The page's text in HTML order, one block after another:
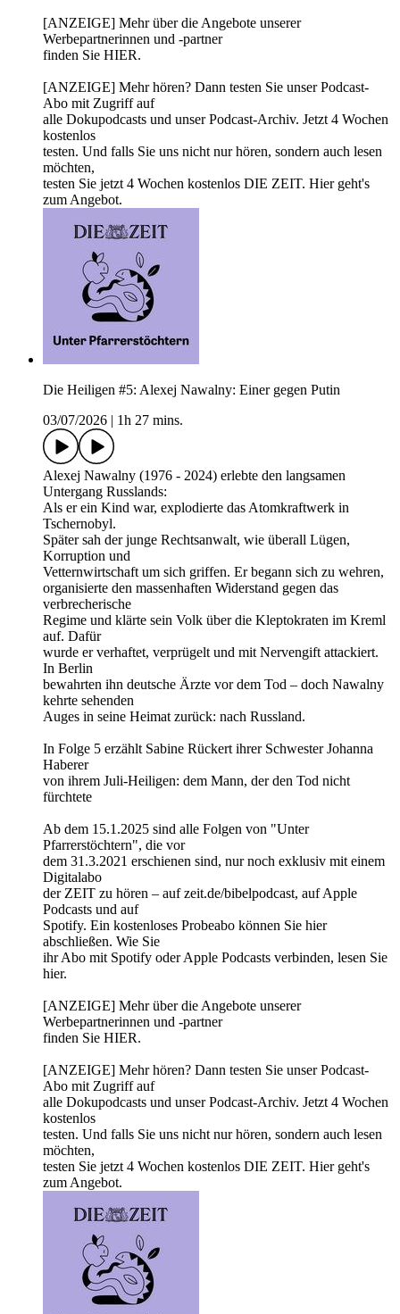
[ANZEIGE] Mehr über die Angebote unserer
Werbepartnerinnen und -partner
finden Sie HIER.
[ANZEIGE] Mehr hören? Dann testen Sie unser Podcast-
Abo mit Zugriff auf
alle Dokupodcasts und unser Podcast-Archiv. Jetzt 4 Wochen
kostenlos
testen. Und falls Sie uns nicht nur hören, sondern auch lesen
möchten,
testen Sie jetzt 4 Wochen kostenlos DIE ZEIT. Hier geht's
zum Angebot.
Die Heiligen #5: Alexej Nawalny: Einer gegen Putin
03/07/2026
1h 27 mins.
Alexej Nawalny (1976 - 2024) erlebte den langsamen
Untergang Russlands:
Als er ein Kind war, explodierte das Atomkraftwerk in
Tschernobyl.
Später sah der junge Rechtsanwalt, wie überall Lügen,
Korruption und
Vetternwirtschaft um sich griffen. Er begann sich zu wehren,
organisierte den massenhaften Widerstand gegen das
verbrecherische
Regime und klärte sein Volk über die Kleptokraten im Kreml
auf. Dafür
wurde er verhaftet, verprügelt und mit Nervengift attackiert.
In Berlin
bewahrten ihn deutsche Ärzte vor dem Tod – doch Nawalny
kehrte sehenden
Auges in seine Heimat zurück: nach Russland.
In Folge 5 erzählt Sabine Rückert ihrer Schwester Johanna
Haberer
von ihrem Juli-Heiligen: dem Mann, der den Tod nicht
fürchtete
Ab dem 15.1.2025 sind alle Folgen von "Unter
Pfarrerstöchtern", die vor
dem 31.3.2021 erschienen sind, nur noch exklusiv mit einem
Digitalabo
der ZEIT zu hören – auf zeit.de/bibelpodcast, auf Apple
Podcasts und auf
Spotify. Ein kostenloses Probeabo können Sie hier
abschließen. Wie Sie
ihr Abo mit Spotify oder Apple Podcasts verbinden, lesen Sie
hier.
[ANZEIGE] Mehr über die Angebote unserer
Werbepartnerinnen und -partner
finden Sie HIER.
[ANZEIGE] Mehr hören? Dann testen Sie unser Podcast-
Abo mit Zugriff auf
alle Dokupodcasts und unser Podcast-Archiv. Jetzt 4 Wochen
kostenlos
testen. Und falls Sie uns nicht nur hören, sondern auch lesen
möchten,
testen Sie jetzt 4 Wochen kostenlos DIE ZEIT. Hier geht's
zum Angebot.